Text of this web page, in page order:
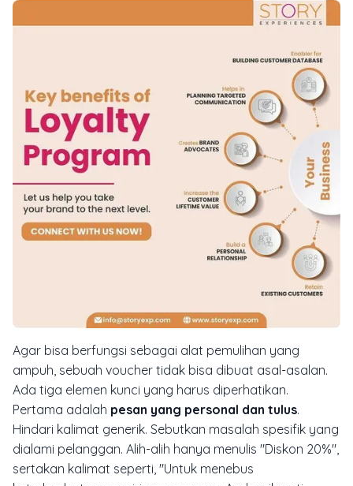
Agar bisa berfungsi sebagai alat pemulihan yang
ampuh, sebuah voucher tidak bisa dibuat asal-asalan.
Ada tiga elemen kunci yang harus diperhatikan.
Pertama adalah pesan yang personal dan tulus.
Hindari kalimat generik. Sebutkan masalah spesifik yang
dialami pelanggan. Alih-alih hanya menulis "Diskon 20%",
sertakan kalimat seperti, "Untuk menebus